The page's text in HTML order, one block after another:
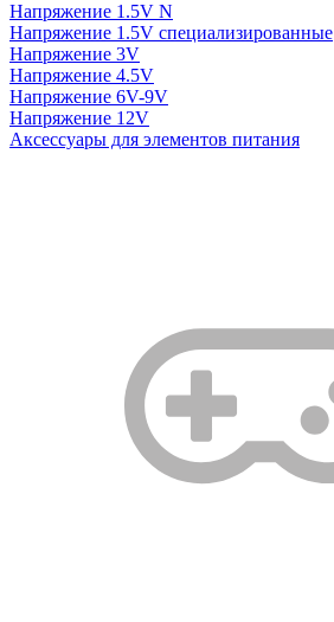
Напряжение 1.5V N
Напряжение 1.5V специализированные
Напряжение 3V
Напряжение 4.5V
Напряжение 6V-9V
Напряжение 12V
Аксессуары для элементов питания